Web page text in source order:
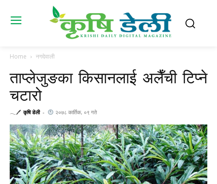
Home नगदेवाली
ताप्लेजुङका किसानलाई अलैँची टिप्ने
चटारो
𓂃🖊 कृषि डेली - २०७८ कार्तिक, ०९ गते